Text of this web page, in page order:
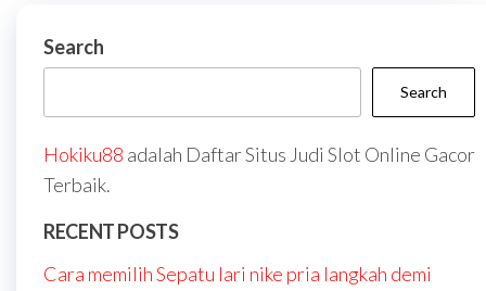
Search
Search
Hokiku88 adalah Daftar Situs Judi Slot Online Gacor
Terbaik.
RECENT POSTS
Cara memilih Sepatu lari nike pria langkah demi